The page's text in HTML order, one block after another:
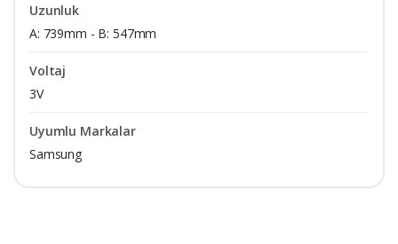
Uzunluk
A: 739mm - B: 547mm
Voltaj
3V
Uyumlu Markalar
Samsung